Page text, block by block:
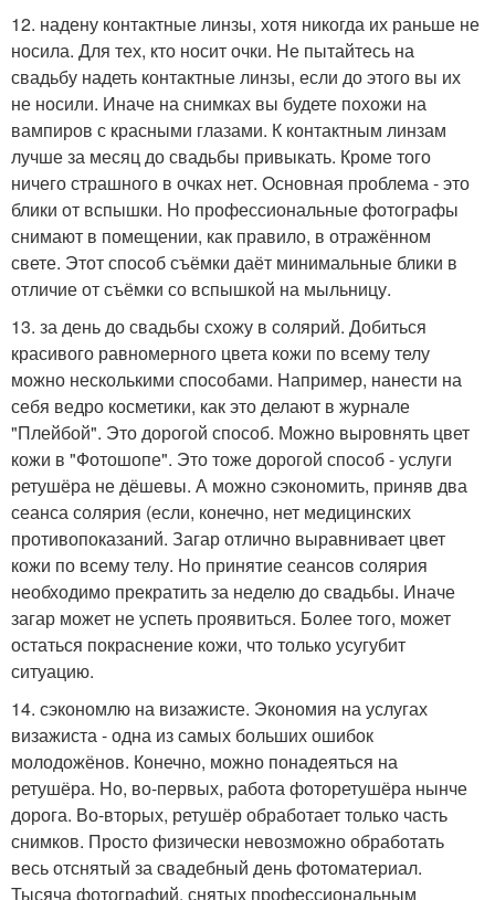
12. надену контактные линзы, хотя никогда их раньше не
носила. Для тех, кто носит очки. Не пытайтесь на
свадьбу надеть контактные линзы, если до этого вы их
не носили. Иначе на снимках вы будете похожи на
вампиров с красными глазами. К контактным линзам
лучше за месяц до свадьбы привыкать. Кроме того
ничего страшного в очках нет. Основная проблема - это
блики от вспышки. Но профессиональные фотографы
снимают в помещении, как правило, в отражённом
свете. Этот способ съёмки даёт минимальные блики в
отличие от съёмки со вспышкой на мыльницу.
13. за день до свадьбы схожу в солярий. Добиться
красивого равномерного цвета кожи по всему телу
можно несколькими способами. Например, нанести на
себя ведро косметики, как это делают в журнале
"Плейбой". Это дорогой способ. Можно выровнять цвет
кожи в "Фотошопе". Это тоже дорогой способ - услуги
ретушёра не дёшевы. А можно сэкономить, приняв два
сеанса солярия (если, конечно, нет медицинских
противопоказаний. Загар отлично выравнивает цвет
кожи по всему телу. Но принятие сеансов солярия
необходимо прекратить за неделю до свадьбы. Иначе
загар может не успеть проявиться. Более того, может
остаться покраснение кожи, что только усугубит
ситуацию.
14. сэкономлю на визажисте. Экономия на услугах
визажиста - одна из самых больших ошибок
молодожёнов. Конечно, можно понадеяться на
ретушёра. Но, во-первых, работа фоторетушёра нынче
дорога. Во-вторых, ретушёр обработает только часть
снимков. Просто физически невозможно обработать
весь отснятый за свадебный день фотоматериал.
Тысяча фотографий, снятых профессиональным